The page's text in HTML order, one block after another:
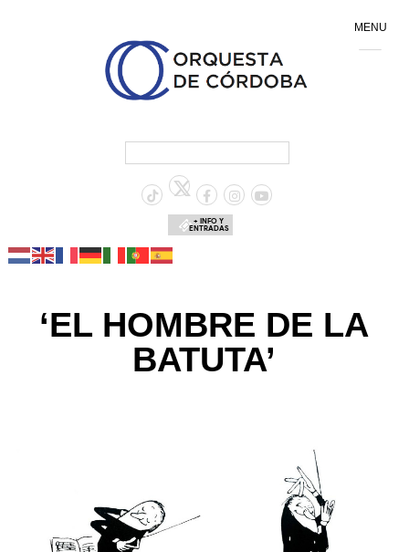
+ INFO Y
ENTRADAS
‘EL HOMBRE DE LA
BATUTA’
MENU